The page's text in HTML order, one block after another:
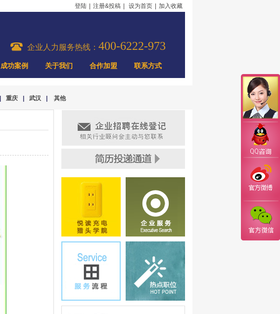
登陆 注册&投稿 设为首页 加入收藏
企业人力服务热线： 400-6222-973
成功案例 关于我们 合作加盟 联系方式
重庆 武汉 其他